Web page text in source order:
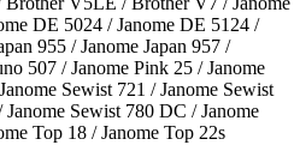
DE 5024 / Janome DE 5124 /
955 / Janome Japan 957 /
507 / Janome Pink 25 / Janome
Sewist 721 / Janome Sewist
Sewist 780 DC / Janome
Top 18 / Janome Top 22s